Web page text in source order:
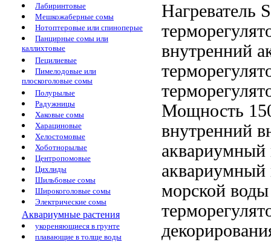
Лабиринтовые
Мешкожаберные сомы
Нотоптеровые или спиноперые
Панцирные сомы или
каллихтовые
Пецилиевые
Пимелодовые или
плоскоголовые сомы
Полурылые
Радужницы
Хаковые сомы
Харациновые
Хелостомовые
Хоботнорылые
Центропомовые
Цихлиды
Шильбовые сомы
Широкоголовые сомы
Электрические сомы
Аквариумные растения
укореняющиеся в грунте
плавающие в толще воды
Нагреватель
внутренний
Мощность
внутренний
аквариумный
аквариумный
морской